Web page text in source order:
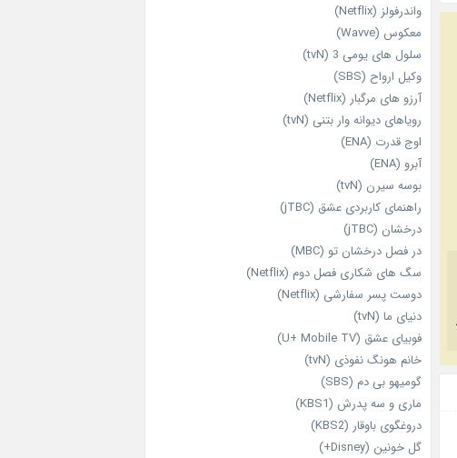
واندرفولز (Netflix)
معکوس (Wavve)
سلول های یومی 3 (tvN)
وکیل ارواح (SBS)
آرزو های مرگبار (Netflix)
رویاهای دیوانه‌ وار بتنی (tvN)
اوج قدرت (ENA)
آبرو (ENA)
بوسه سیرن (tvN)
راهنمای کاربردی عشق (jTBC)
درخشان (jTBC)
در فصل درخشان تو (MBC)
سگ های شکاری فصل دوم (Netflix)
دوست‌ پسر سفارشی (Netflix)
دنیای ما (tvN)
فوبیای عشق (U+ Mobile TV)
خانم هونگ نفوذی (tvN)
گومیهو بی دم (SBS)
ماری و سه پدرش (KBS1)
دروغگوی باوقار (KBS2)
گل خونین (Disney+)